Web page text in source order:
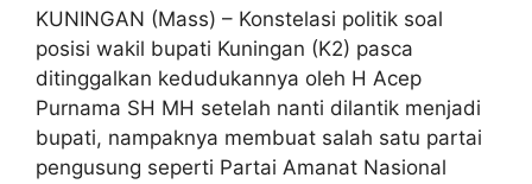
KUNINGAN (Mass) – Konstelasi politik soal
posisi wakil bupati Kuningan (K2) pasca
ditinggalkan kedudukannya oleh H Acep
Purnama SH MH setelah nanti dilantik menjadi
bupati, nampaknya membuat salah satu partai
pengusung seperti Partai Amanat Nasional